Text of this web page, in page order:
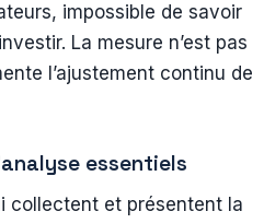
impossible de savoir
La mesure n’est pas
l’ajustement continu de
essentiels
collectent et présentent la